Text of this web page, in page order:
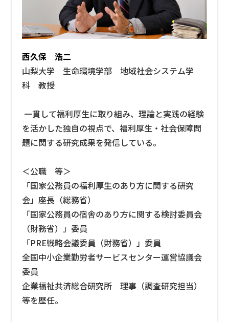
西久保 浩二
山梨大学 生命環境学部 地域社会システム学
科 教授
一貫して福利厚生に取り組み、理論と実践の経験
を活かした独自の視点で、福利厚生・社会保障問
題に関する研究成果を発信している。
＜公職 等＞
「国家公務員の福利厚生のあり方に関する研究
会」座長（総務省）
「国家公務員の宿舎のあり方に関する検討委員会
（財務省）」委員
「PRE戦略会議委員（財務省）」委員
全国中小企業勤労者サービスセンター運営協議会
委員
企業福祉共済総合研究所 理事（調査研究担当）
等を歴任。